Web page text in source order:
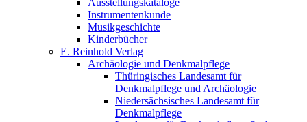
Ausstellungskataloge
Instrumentenkunde
Musikgeschichte
Kinderbücher
E. Reinhold Verlag
Archäologie und Denkmalpflege
Thüringisches Landesamt für
Denkmalpflege und Archäologie
Niedersächsisches Landesamt für
Denkmalpflege